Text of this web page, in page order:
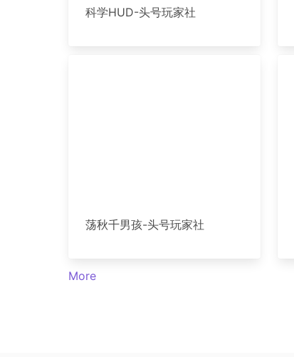
科学HUD-头号玩家社
荡秋千男孩-头号玩家社
More